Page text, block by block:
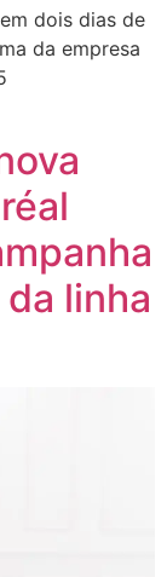
dois dias de
da empresa
linha